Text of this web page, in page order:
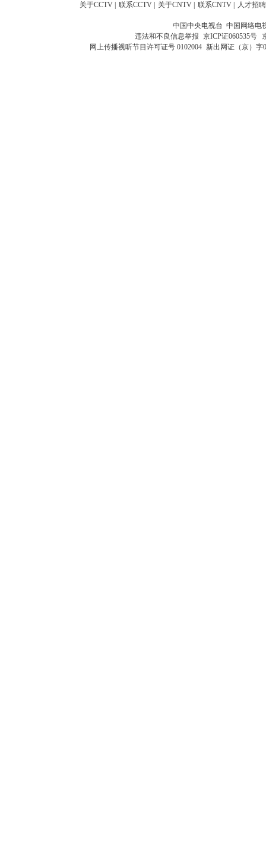
关于CCTV 联系CCTV 关于CNTV 联系CNTV 人才招聘
中国中央电视台 中国网络电
违法和不良信息举报 京ICP证060535号
网上传播视听节目许可证号 0102004 新出网证（京）